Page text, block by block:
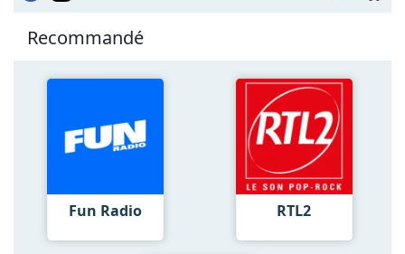
Recommandé
Fun Radio RTL2